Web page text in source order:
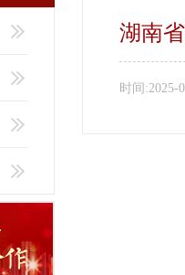
湖南
时间:2025-